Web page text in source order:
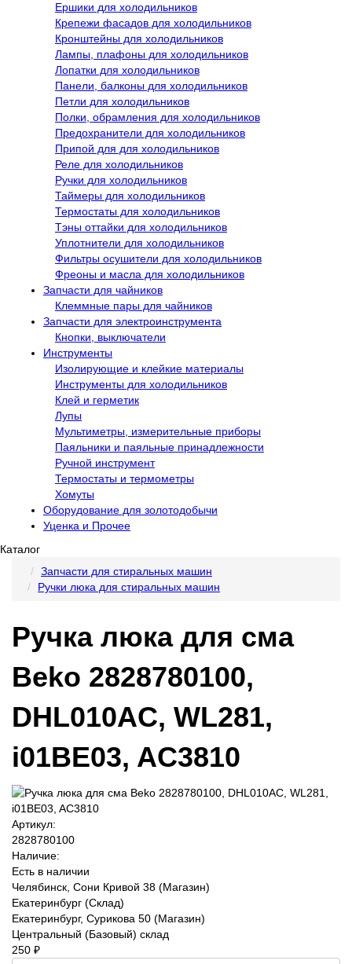
Ершики для холодильников
Крепежи фасадов для холодильников
Кронштейны для холодильников
Лампы, плафоны для холодильников
Лопатки для холодильников
Панели, балконы для холодильников
Петли для холодильников
Полки, обрамления для холодильников
Предохранители для холодильников
Припой для для холодильников
Реле для холодильников
Ручки для холодильников
Таймеры для холодильников
Термостаты для холодильников
Тэны оттайки для холодильников
Уплотнители для холодильников
Фильтры осушители для холодильников
Фреоны и масла для холодильников
Запчасти для чайников
Клеммные пары для чайников
Запчасти для электроинструмента
Кнопки, выключатели
Инструменты
Изолирующие и клейкие материалы
Инструменты для холодильников
Клей и герметик
Лупы
Мультиметры, измерительные приборы
Паяльники и паяльные принадлежности
Ручной инструмент
Термостаты и термометры
Хомуты
Оборудование для золотодобычи
Уценка и Прочее
Каталог
Запчасти для стиральных машин
Ручки люка для стиральных машин
Ручка люка для сма
Beko 2828780100,
DHL010AC, WL281,
i01BE03, AC3810
Артикул:
2828780100
Наличие:
Есть в наличии
Челябинск, Сони Кривой 38 (Магазин)
Екатеринбург (Склад)
Екатеринбург, Сурикова 50 (Магазин)
Центральный (Базовый) склад
250 ₽